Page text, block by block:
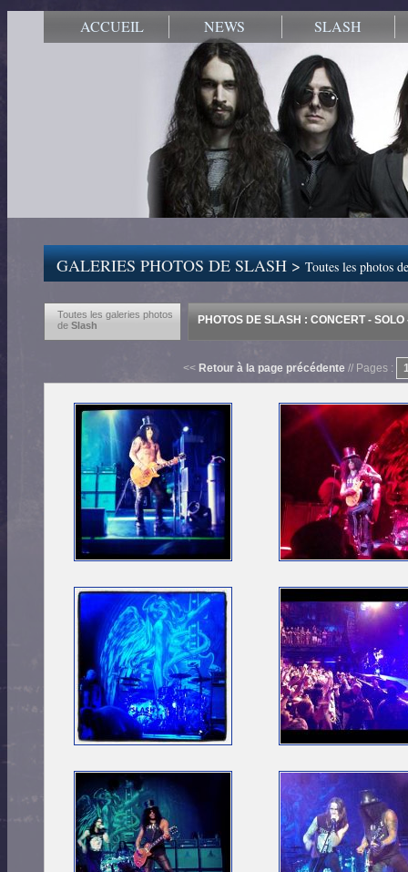
ACCUEIL NEWS SLASH
GALERIES PHOTOS DE SLASH >Toutes les photos
Toutes les galeries photos
de Slash PHOTOS DE SLASH : CONCERT -
<< Retour à la page précédente // Pages :